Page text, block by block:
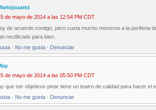
de mayo de 2014 a las 12:54 PM CDT
de acuerdo contigo, pero custa mucho moverse a la periferia
rectificado para bien.
· No me gusta · Denunciar
de mayo de 2014 a las 05:50 PM CDT
que ser objetivos pinar tiene un teatro de calidad para hacer el
· No me gusta · Denunciar